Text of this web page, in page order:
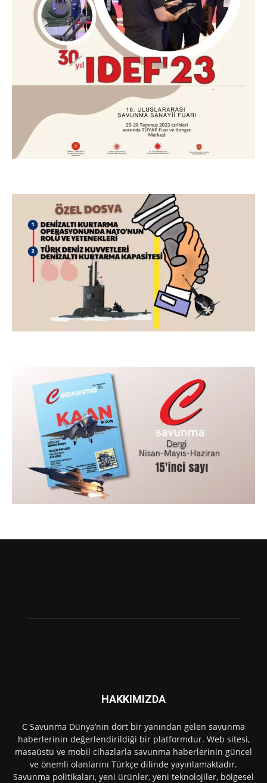
HAKKIMIZDA
C Savunma Dünya’nın dört bir yanından gelen savunma
haberlerinin değerlendirildiği bir platformdur. Web sitesi,
masaüstü ve mobil cihazlarla savunma haberlerinin güncel
ve önemli olanlarını Türkçe dilinde yayınlamaktadır.
Savunma politikaları, yeni ürünler, yeni teknolojiler, bölgesel